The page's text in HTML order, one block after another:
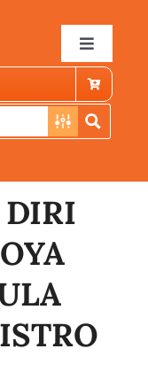
Toggle
DIRI